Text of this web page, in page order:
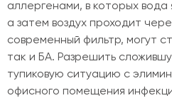
аллергенами, в которых вода
а затем воздух проходит
современный фильтр, могут
так и БА. Разрешить
тупиковую ситуацию с
офисного помещения